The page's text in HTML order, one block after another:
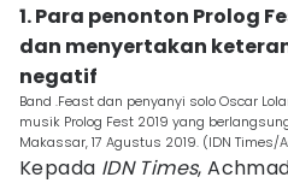
1. Para penonton Prolog
dan menyertakan
negatif
Band .Feast dan penyanyi solo Oscar
musik Prolog Fest 2019 yang
Makassar, 17 Agustus 2019. (IDN
Kepada IDN Times,